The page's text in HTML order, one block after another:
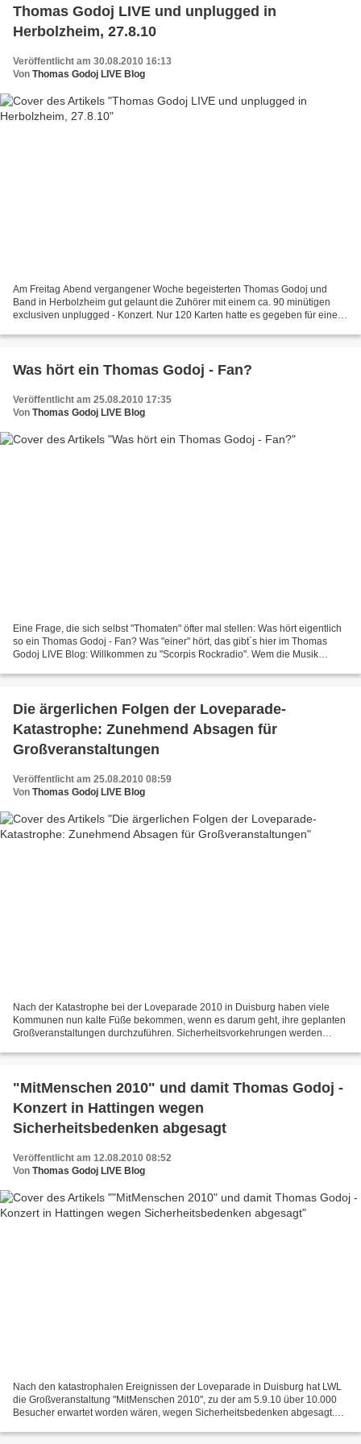
Thomas Godoj LIVE und unplugged in
Herbolzheim, 27.8.10
Veröffentlicht am 30.08.2010 16:13
Von Thomas Godoj LIVE Blog
Am Freitag Abend vergangener Woche begeisterten Thomas Godoj und
Band in Herbolzheim gut gelaunt die Zuhörer mit einem ca. 90 minütigen
exclusiven unplugged - Konzert. Nur 120 Karten hatte es gegeben für einen
Was hört ein Thomas Godoj - Fan?
Veröffentlicht am 25.08.2010 17:35
Von Thomas Godoj LIVE Blog
Eine Frage, die sich selbst "Thomaten" öfter mal stellen: Was hört eigentlich
so ein Thomas Godoj - Fan? Was "einer" hört, das gibt´s hier im Thomas
Godoj LIVE Blog: Willkommen zu "Scorpis Rockradio". Wem die Musik
Die ärgerlichen Folgen der Loveparade-
Katastrophe: Zunehmend Absagen für
Großveranstaltungen
Veröffentlicht am 25.08.2010 08:59
Von Thomas Godoj LIVE Blog
Nach der Katastrophe bei der Loveparade 2010 in Duisburg haben viele
Kommunen nun kalte Füße bekommen, wenn es darum geht, ihre geplanten
Großveranstaltungen durchzuführen. Sicherheitsvorkehrungen werden
"MitMenschen 2010" und damit Thomas Godoj -
Konzert in Hattingen wegen
Sicherheitsbedenken abgesagt
Veröffentlicht am 12.08.2010 08:52
Von Thomas Godoj LIVE Blog
Nach den katastrophalen Ereignissen der Loveparade in Duisburg hat LWL
die Großveranstaltung "MitMenschen 2010", zu der am 5.9.10 über 10.000
Besucher erwartet worden wären, wegen Sicherheitsbedenken abgesagt.